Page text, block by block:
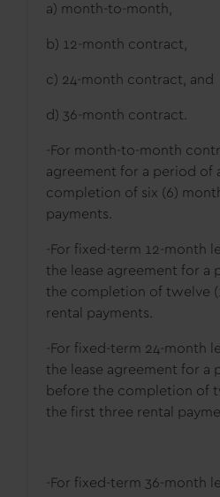
a) month-to-month,
b) 12-month contract,
c) 24-month contract, and
d) 36-month contract.
-For month-to-month
agreement for a period of
completion of six (6)
payments.
-For fixed-term 12-month
the lease agreement for a
the completion of twelve
rental payments.
-For fixed-term 24-month
the lease agreement for a
before the completion of
the first three rental
-For fixed-term 36-month